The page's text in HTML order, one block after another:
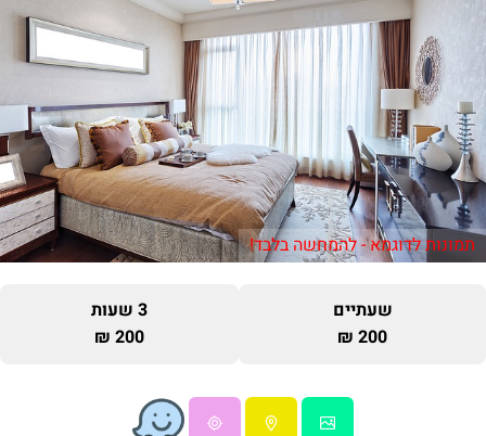
תמונות לדוגמא - להמחשה בלבד!
שעתיים
200 ₪
3 שעות
200 ₪